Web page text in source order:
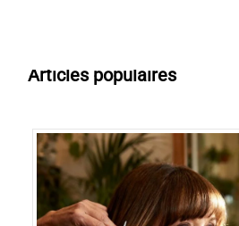
Articles populaires